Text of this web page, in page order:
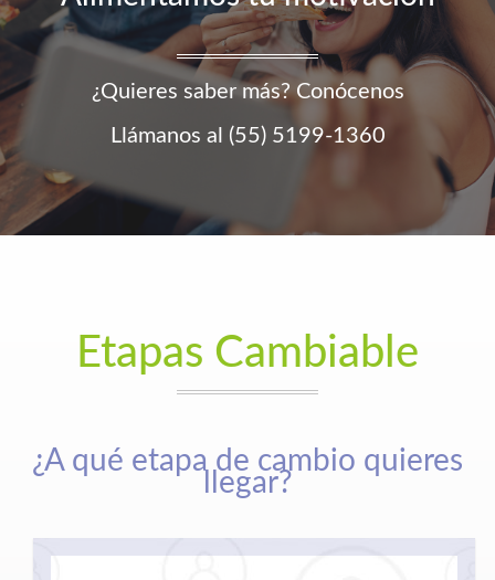
¿Quieres saber más? Conócenos
Llámanos al (55) 5199-1360
Etapas Cambiable
¿A qué etapa de cambio quieres
llegar?